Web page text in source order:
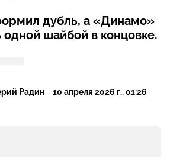
дубль, а «Динамо»
шайбой в концовке.
Радин 10 апреля 2026 г., 01:26